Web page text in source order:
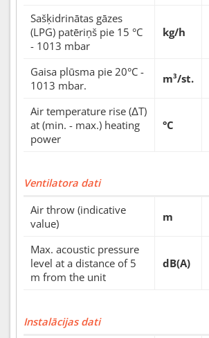
Sašķidrinātas gāzes
(LPG) patēriņš pie 15 °C
- 1013 mbar
kg/h
Gaisa plūsma pie 20°C -
1013 mbar.
m³/st.
Air temperature rise (ΔT)
at (min. - max.) heating
power
°C
Ventilatora dati
Air throw (indicative
value)
m
Max. acoustic pressure
level at a distance of 5
m from the unit
dB(A)
Instalācijas dati